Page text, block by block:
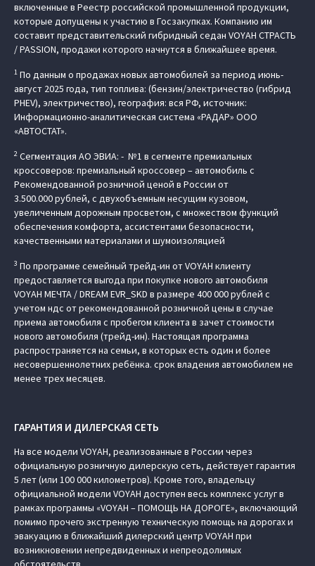
включенные в Реестр российской промышленной продукции,
которые допущены к участию в Госзакупках. Компанию им
составит представительский гибридный седан VOYAH СТРАСТЬ
/ PASSION, продажи которого начнутся в ближайшее время.
1 По данным о продажах новых автомобилей за период июнь-
август 2025 года, тип топлива: (бензин/электричество (гибрид
PHEV), электричество), география: вся РФ, источник:
Информационно-аналитическая система «РАДАР» ООО
«АВТОСТАТ».
2 Сегментация АО ЭВИА: - №1 в сегменте премиальных
кроссоверов: премиальный кроссовер – автомобиль c
Рекомендованной розничной ценой в России от
3.500.000 рублей, с двухобъемным несущим кузовом,
увеличенным дорожным просветом, с множеством функций
обеспечения комфорта, ассистентами безопасности,
качественными материалами и шумоизоляцией
3 По программе семейный трейд-ин от VOYAH клиенту
предоставляется выгода при покупке нового автомобиля
VOYAH МЕЧТА / DREAM EVR_SKD в размере 400 000 рублей с
учетом ндс от рекомендованной розничной цены в случае
приема автомобиля с пробегом клиента в зачет стоимости
нового автомобиля (трейд-ин). Настоящая программа
распространяется на семьи, в которых есть один и более
несовершеннолетних ребёнка. срок владения автомобилем не
менее трех месяцев.
ГАРАНТИЯ И ДИЛЕРСКАЯ СЕТЬ
На все модели VOYAH, реализованные в России через
официальную розничную дилерскую сеть, действует гарантия
5 лет (или 100 000 километров). Кроме того, владельцу
официальной модели VOYAH доступен весь комплекс услуг в
рамках программы «VOYAH – ПОМОЩЬ НА ДОРОГЕ», включающий
помимо прочего экстренную техническую помощь на дорогах и
эвакуацию в ближайший дилерский центр VOYAH при
возникновении непредвиденных и непреодолимых